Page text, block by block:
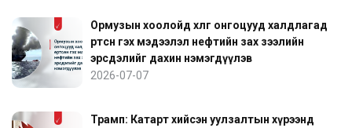
Ормузын хоолойд хөлөг онгоцууд халдлагад
өртсөн гэх мэдээлэл нефтийн зах зээлийн
эрсдэлийг дахин нэмэгдүүлэв
2026-07-07
Трамп: Катарт хийсэн уулзалтын хүрээнд